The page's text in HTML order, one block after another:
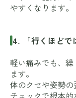
やすくなります。
4. 「行くほどで
軽い痛みでも、
ます。
体のクセや姿勢
チェックで根本的